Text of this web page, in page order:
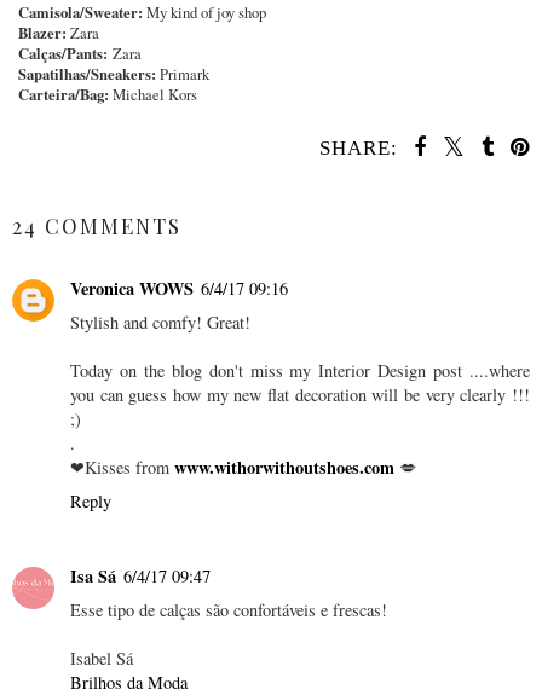
Camisola/Sweater: My kind of joy shop
Blazer: Zara
Calças/Pants: Zara
Sapatilhas/Sneakers: Primark
Carteira/Bag: Michael Kors
SHARE:
24 COMMENTS
Veronica WOWS 6/4/17 09:16
Stylish and comfy! Great!
Today on the blog don't miss my Interior Design post ....where
you can guess how my new flat decoration will be very clearly !!!
;)
.
❤Kisses from www.withorwithoutshoes.com 💋
Reply
Isa Sá 6/4/17 09:47
Esse tipo de calças são confortáveis e frescas!
Isabel Sá
Brilhos da Moda